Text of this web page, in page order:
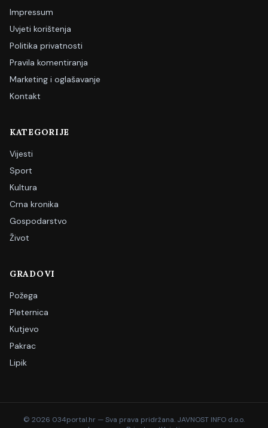
Impressum
Uvjeti korištenja
Politika privatnosti
Pravila komentiranja
Marketing i oglašavanje
Kontakt
KATEGORIJE
Vijesti
Sport
Kultura
Crna kronika
Gospodarstvo
Život
GRADOVI
Požega
Pleternica
Kutjevo
Pakrac
Lipik
© 2026 034portal.hr — Sva prava pridržana. JAVNOST INFO d.o.o.